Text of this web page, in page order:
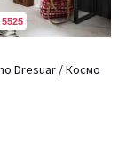
Dresuar / Космо